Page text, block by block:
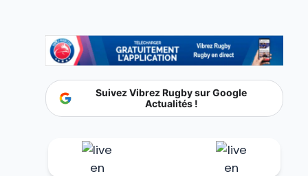
Suivez Vibrez Rugby sur Google
Actualités !